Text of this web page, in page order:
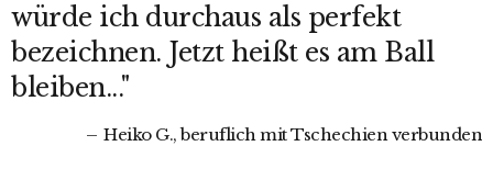
würde ich durchaus als perfekt
bezeichnen. Jetzt heißt es am Ball
bleiben..."
Heiko G., beruflich mit Tschechien verbunden